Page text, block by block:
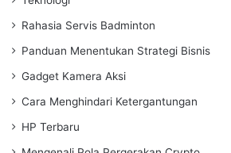
Rahasia Servis Badminton
Panduan Menentukan Strategi Bisnis
Gadget Kamera Aksi
Cara Menghindari Ketergantungan
HP Terbaru